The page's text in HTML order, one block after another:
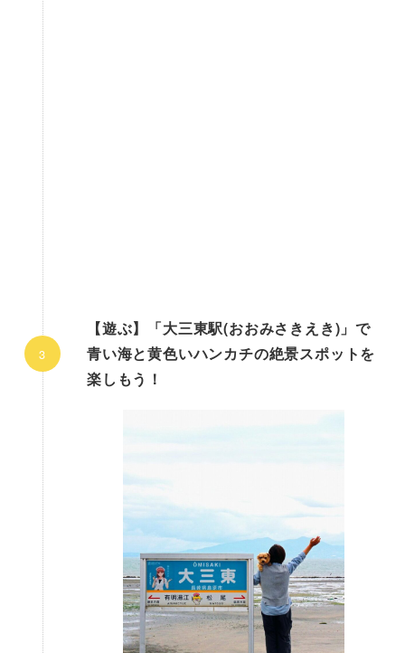
【遊ぶ】「大三東駅(おおみさきえき)」で
青い海と黄色いハンカチの絶景スポットを
楽しもう！